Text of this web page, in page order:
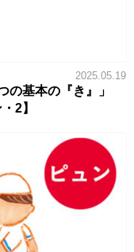
2025.05.19
の基本の『き』」
2】